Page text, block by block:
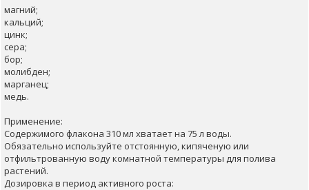
магний;
кальций;
цинк;
сера;
бор;
молибден;
марганец;
медь.
Применение:
Содержимого флакона 310 мл хватает на 75 л воды.
Обязательно используйте отстоянную, кипяченую или
отфильтрованную воду комнатной температуры для полива
растений.
Дозировка в период активного роста: